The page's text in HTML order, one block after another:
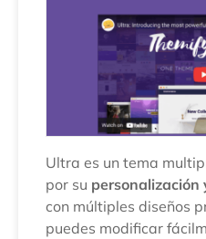
Ultra es un tema
por su personalización
con múltiples diseños
puedes modificar